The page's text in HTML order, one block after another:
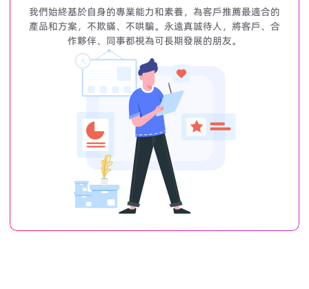
我們始終基於自身的專業能力和素養，為客戶推薦最適合的
產品和方案，不欺瞞、不哄騙。永遠真誠待人，將客戶、合
作夥伴、同事都視為可長期發展的朋友。